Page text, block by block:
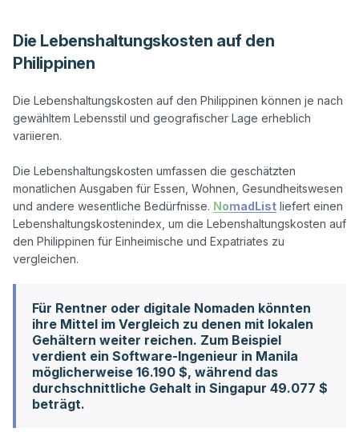
Die Lebenshaltungskosten auf den
Philippinen
Die Lebenshaltungskosten auf den Philippinen können je nach
gewähltem Lebensstil und geografischer Lage erheblich
variieren.
Die Lebenshaltungskosten umfassen die geschätzten
monatlichen Ausgaben für Essen, Wohnen, Gesundheitswesen
und andere wesentliche Bedürfnisse. NomadList liefert einen
Lebenshaltungskostenindex, um die Lebenshaltungskosten auf
den Philippinen für Einheimische und Expatriates zu
Für Rentner oder digitale Nomaden könnten
ihre Mittel im Vergleich zu denen mit lokalen
Gehältern weiter reichen. Zum Beispiel
verdient ein Software-Ingenieur in Manila
möglicherweise 16.190 $, während das
durchschnittliche Gehalt in Singapur 49.077 $
beträgt.